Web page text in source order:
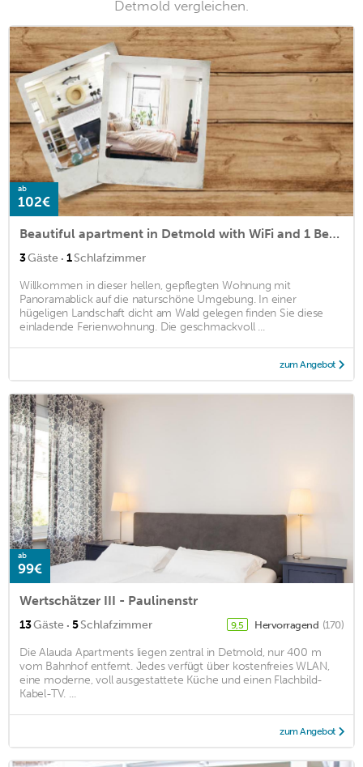
Detmold vergleichen.
ab
102€
Beautiful apartment in Detmold with WiFi and 1 Bedrooms
3Gäste · 1Schlafzimmer
Willkommen in dieser hellen, gepflegten Wohnung mit
Panoramablick auf die naturschöne Umgebung. In einer
hügeligen Landschaft dicht am Wald gelegen finden Sie diese
einladende Ferienwohnung. Die geschmackvoll ...
zum Angebot
ab
99€
Wertschätzer III - Paulinenstr
13Gäste · 5Schlafzimmer 9,5 Hervorragend (170)
Die Alauda Apartments liegen zentral in Detmold, nur 400 m
vom Bahnhof entfernt. Jedes verfügt über kostenfreies WLAN,
eine moderne, voll ausgestattete Küche und einen Flachbild-
Kabel-TV. ...
zum Angebot